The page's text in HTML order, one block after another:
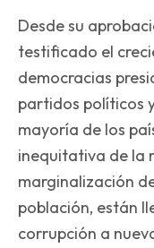
Desde su
testificado el
democracias
partidos políticos
mayoría de los
inequitativa de la
marginalización
población, están
corrupción a